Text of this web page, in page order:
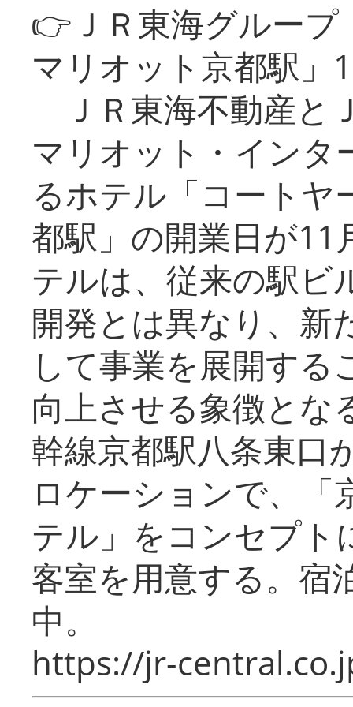
👉ＪＲ東海グルー
マリオット京都駅」
ＪＲ東海不動産と
マリオット・インタ
るホテル「コートヤ
都駅」の開業日が11
テルは、従来の駅ビ
開発とは異なり、新
して事業を展開する
向上させる象徴とな
幹線京都駅八条東口
ロケーションで、「
テル」をコンセプト
客室を用意する。宿
中。
https://jr-